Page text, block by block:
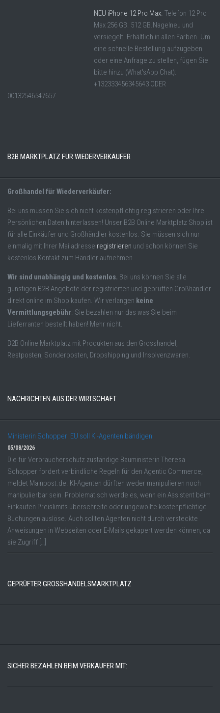
NEU iPhone 12 Pro Max. Telefon 12 Pro
Max 256 GB. 512 GB.Nagelneu und
versiegelt. Erhältlich in allen Farben. Um
eine schnelle Bestellung aufzugeben
oder eine Anfrage zu stellen, fügen Sie
bitte hinzu (What'sApp Chat):
+132333456345643 ODER
00132546547657
B2B MARKTPLATZ FÜR WIEDERVERKÄUFER
Großhandel für Wiederverkäufer:
Bei uns müssen Sie sich nicht kostenpflichtig registrieren oder Ihre
Persönlichen Daten hinterlassen! Unser B2B Online Marktplatz Shop ist
für alle Einkäufer und Großhändler kostenlos. Sie müssen sich nur
einmalig mit Ihrer Mailadresse registrieren und schon können Sie
kostenlos Kontakt zum Händler aufnehmen.
Wir sind unabhängig und kostenlos. Bei uns können Sie alle
günstigen B2B Angebote der registrierten und geprüften Großhändler
direkt online im Shop kaufen. Wir verlangen keine
Vermittlungsgebühr. Sie bezahlen nur das was Sie beim
Lieferranten bestellt haben! Mehr nicht.
B2B Online Marktplatz mit Produkten aus den Grosshandel,
Restposten, Sonderposten, Dropshipping und Insolvenzwaren.
NACHRICHTEN AUS DER WIRTSCHAFT
Ministerin Schopper: EU soll KI-Agenten bändigen
05/08/2026
Die für Verbraucherschutz zuständige Bauministerin Theresa
Schopper fordert verbindliche Regeln für den Agentic Commerce,
meldet Mainpost.de. KI-Agenten dürften weder manipulieren noch
manipulierbar sein. Problematisch werde es, wenn ein Assistent beim
Einkaufen Preislimits überschreite oder ungewollte kostenpflichtige
Buchungen auslöse. Auch sollten Agenten nicht durch versteckte
Anweisungen in Webseiten oder E-Mails gekapert werden können, da
sie Zugriff […]
GEPRÜFTER GROSSHANDELSMARKTPLATZ
SICHER BEZAHLEN BEIM VERKÄUFER MIT: